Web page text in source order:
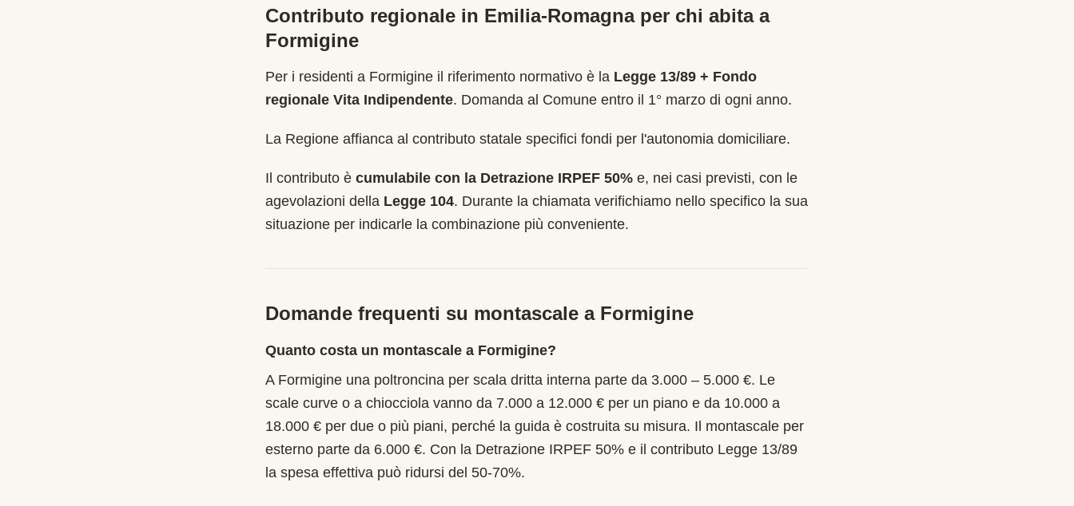
Contributo regionale in Emilia-Romagnaper chi abita a
Formigine
Per i residenti a Formigine il riferimento normativo è la Legge 13/89 + Fondo
regionale Vita Indipendente. Domanda al Comune entro il 1° marzo di ogni anno.
La Regione affianca al contributo statale specifici fondi per l'autonomia domiciliare.
Il contributo è cumulabile con la Detrazione IRPEF 50% e, nei casi previsti, con le
agevolazioni della Legge 104. Durante la chiamata verifichiamo nello specifico la sua
situazione per indicarle la combinazione più conveniente.
Domande frequenti su montascale a Formigine
Quanto costa un montascale a Formigine?
A Formigine una poltroncina per scala dritta interna parte da 3.000 – 5.000 €. Le
scale curve o a chiocciola vanno da 7.000 a 12.000 € per un piano e da 10.000 a
18.000 € per due o più piani, perché la guida è costruita su misura. Il montascale per
esterno parte da 6.000 €. Con la Detrazione IRPEF 50% e il contributo Legge 13/89
la spesa effettiva può ridursi del 50-70%.